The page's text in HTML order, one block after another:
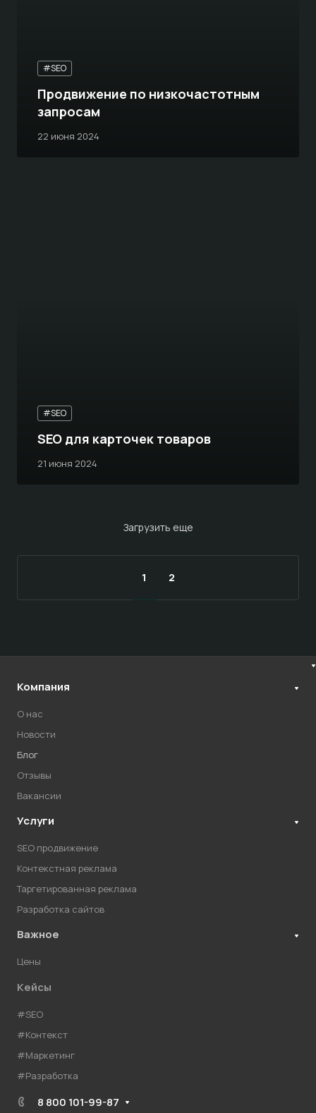
#SEO
22 июня 2024
Продвижение по низкочастотным
запросам
#SEO
21 июня 2024
SEO для карточек товаров
Загрузить еще
1 2
Компания
О нас
Новости
Блог
Отзывы
Вакансии
Услуги
SEO продвижение
Контекстная реклама
Таргетированная реклама
Разработка сайтов
Важное
Цены
Кейсы
#SEO
#Контекст
#Маркетинг
#Разработка
8 800 101-99-87